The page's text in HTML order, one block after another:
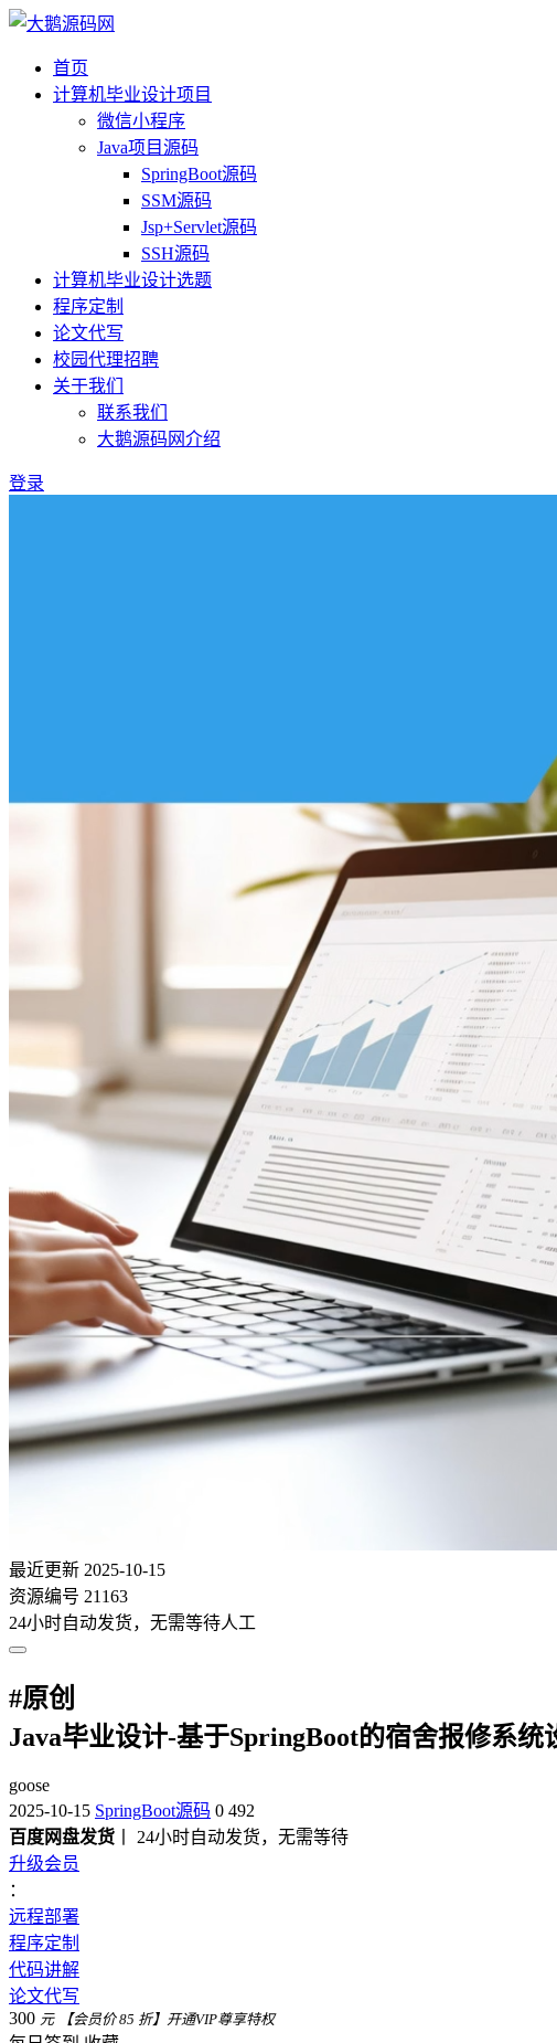
首页
计算机毕业设计项目
微信小程序
Java项目源码
SpringBoot源码
SSM源码
Jsp+Servlet源码
SSH源码
计算机毕业设计选题
程序定制
论文代写
校园代理招聘
关于我们
联系我们
大鹅源码网介绍
登录
最近更新 2025-10-15
资源编号 21163
24小时自动发货，无需等待人工
#原创
Java毕业设计-基于SpringBoot的宿舍报修系
goose
2025-10-15 SpringBoot源码 0 492
百度网盘发货 丨 24小时自动发货，无需等待
升级会员
：
远程部署
程序定制
代码讲解
论文代写
300 元 【会员价 85 折】开通VIP尊享特权